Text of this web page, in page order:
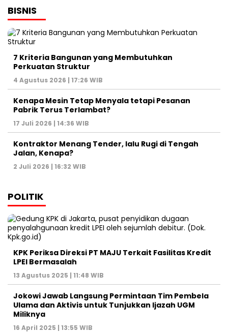
BISNIS
7 Kriteria Bangunan yang Membutuhkan
Perkuatan Struktur
4 Agustus 2026 | 17:26 WIB
Kenapa Mesin Tetap Menyala tetapi Pesanan
Pabrik Terus Terlambat?
17 Juli 2026 | 14:36 WIB
Kontraktor Menang Tender, lalu Rugi di Tengah
Jalan, Kenapa?
2 Juli 2026 | 16:32 WIB
POLITIK
KPK Periksa Direksi PT MAJU Terkait Fasilitas Kredit
LPEI Bermasalah
13 Agustus 2025 | 11:48 WIB
Jokowi Jawab Langsung Permintaan Tim Pembela
Ulama dan Aktivis untuk Tunjukkan Ijazah UGM
Miliknya
16 April 2025 | 13:55 WIB